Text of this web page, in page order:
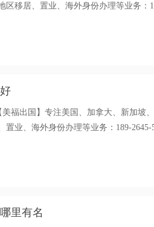
区移居、置业、海外身份办理等业务：
福出国】专注美国、加拿大、新加坡
置业、海外身份办理等业务：189-
里有名